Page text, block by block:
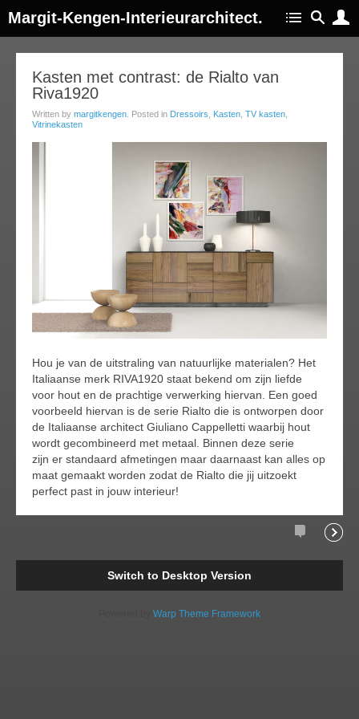
Margit-Kengen-Interieurarchitect.
Kasten met contrast: de Rialto van
Riva1920
Written by margitkengen . Posted in Dressoirs Kasten TV kasten
Vitrinekasten
Hou je van de uitstraling van natuurlijke materialen? Het
Italiaanse merk RIVA1920 staat bekend om zijn liefde
voor hout en de prachtige verwerking hiervan. Een goed
voorbeeld hiervan is de serie Rialto die is ontworpen door
de Italiaanse architect Giuliano Cappelletti waarbij hout
wordt gecombineerd met metaal. Binnen deze serie
zijn er standaard afmetingen maar daarnaast kan alles op
maat gemaakt worden zodat de Rialto die jij uitzoekt
perfect past in jouw interieur!
Comments
Switch to Desktop Version
Warp Theme Framework